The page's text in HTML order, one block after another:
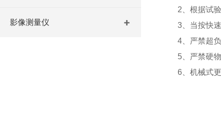
影像测量仪
2、根据试验
3、当按快速
4、严禁超负
5、严禁硬物
6、机械式更